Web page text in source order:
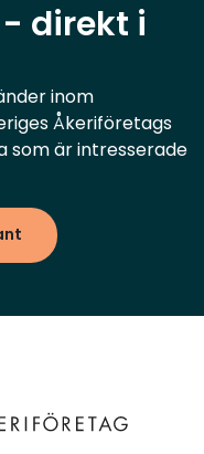
direkt i
inom
Åkeriföretags
som är intresserade